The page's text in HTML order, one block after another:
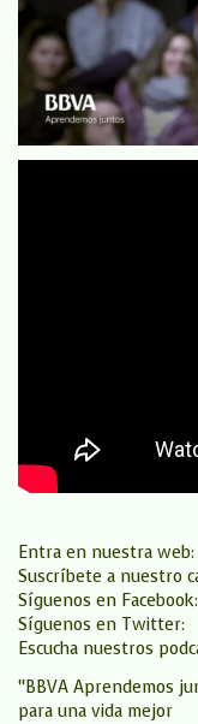
Entra en nuestra web:
Suscríbete a nuestro
Síguenos en Facebook:
Síguenos en Twitter:
Escucha nuestros
“BBVA Aprendemos
para una vida mejor